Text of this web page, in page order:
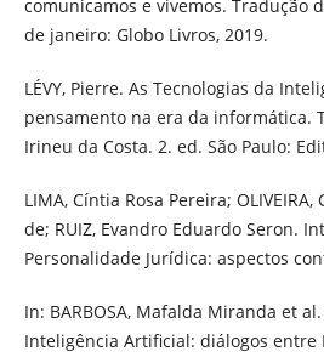
comunicamos e vivemos. Tradução
de janeiro: Globo Livros, 2019.
LÉVY, Pierre. As Tecnologias da
pensamento na era da informática.
Irineu da Costa. 2. ed. São Paulo:
LIMA, Cíntia Rosa Pereira;
de; RUIZ, Evandro Eduardo Seron.
Personalidade Jurídica: aspectos
In: BARBOSA, Mafalda Miranda et
Inteligência Artificial: diálogos entre